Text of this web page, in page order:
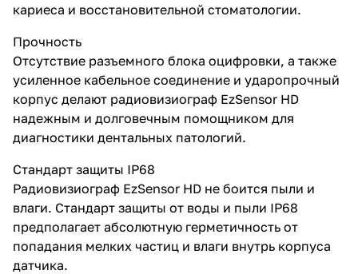
кариеса и восстановительной стоматологии.
Прочность
Отсутствие разъемного блока оцифровки, а также
усиленное кабельное соединение и ударопрочный
корпус делают радиовизиограф EzSensor HD
надежным и долговечным помощником для
диагностики дентальных патологий.
Стандарт защиты IP68
Радиовизиограф EzSensor HD не боится пыли и
влаги. Стандарт защиты от воды и пыли IP68
предполагает абсолютную герметичность от
попадания мелких частиц и влаги внутрь корпуса
датчика.